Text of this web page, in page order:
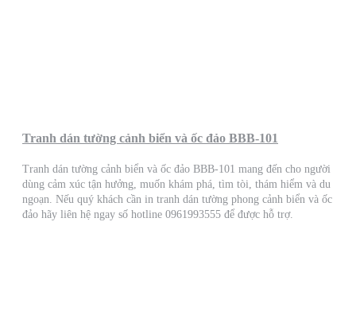
Tranh dán tường cảnh biển và ốc đảo BBB-101
Tranh dán tường cảnh biển và ốc đảo BBB-101 mang đến cho người
dùng cảm xúc tận hưởng, muốn khám phá, tìm tòi, thám hiểm và du
ngoạn. Nếu quý khách cần in tranh dán tường phong cảnh biển và ốc
đảo hãy liên hệ ngay số hotline 0961993555 để được hỗ trợ.